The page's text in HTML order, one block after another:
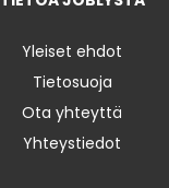
Yleiset ehdot
Tietosuoja
Ota yhteyttä
Yhteystiedot